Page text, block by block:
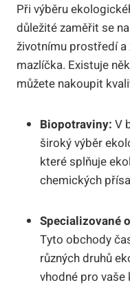
Při výběru
důležité zaměřit se
životnímu prostředí
mazlíčka. Existuje
můžete nakoupit
Biopotraviny: V
široký výběr
které splňuje
chemických
Specializované
Tyto obchody
různých druhů
vhodné pro vaše